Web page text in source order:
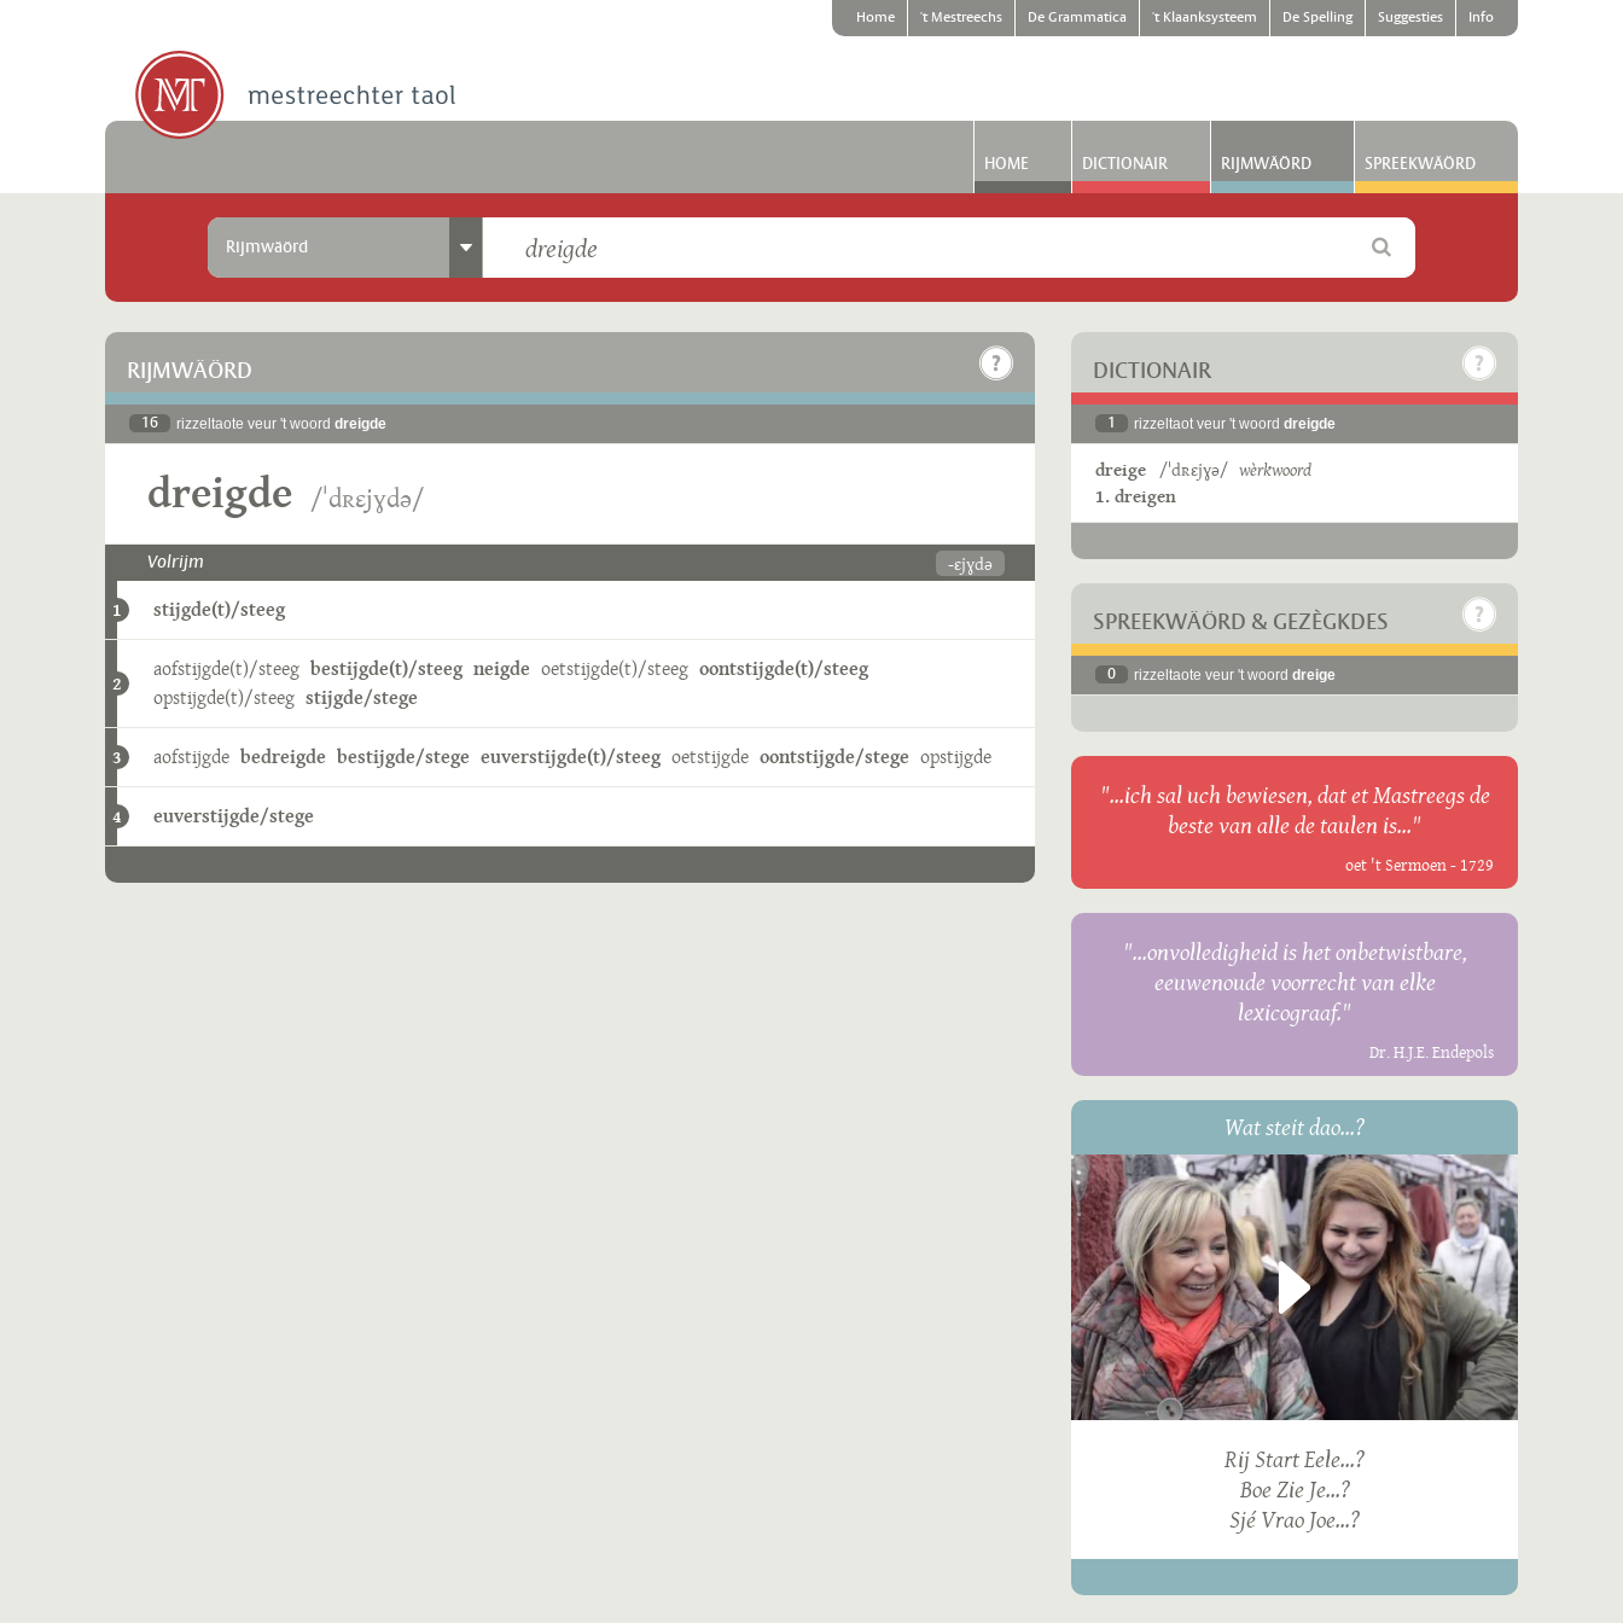
Home 't Mestreechs De Grammatica 't Klaanksysteem De Spelling Suggesties Info
HOME DICTIONAIR RIJMWÄÖRD SPREEKWÄÖRD
Rijmwäörd
RIJMWÄÖRD
16 rizzeltaote veur 't woord dreigde
dreigde /ˈdʀɛjɣdə/
Volrijm -ɛjɣdə
1 stijgde(t)/steeg
2
aofstijgde(t)/steeg bestijgde(t)/steeg neigde oetstijgde(t)/steeg oontstijgde(t)/steeg
opstijgde(t)/steeg stijgde/stege
3 aofstijgde bedreigde bestijgde/stege euverstijgde(t)/steeg oetstijgde oontstijgde/stege opstijgde
4 euverstijgde/stege
DICTIONAIR
1 rizzeltaot veur 't woord dreigde
dreige /ˈdʀɛjɣə/ wèrkwoord
1. dreigen
SPREEKWÄÖRD & GEZÈGKDES
0 rizzeltaote veur 't woord dreige
"...ich sal uch bewiesen, dat et Mastreegs de
beste van alle de taulen is..."
oet 't Sermoen - 1729
"...onvolledigheid is het onbetwistbare,
eeuwenoude voorrecht van elke
lexicograaf."
Dr. H.J.E. Endepols
Wat steit dao...?
Rij Start Eele...?
Boe Zie Je...?
Sjé Vrao Joe...?